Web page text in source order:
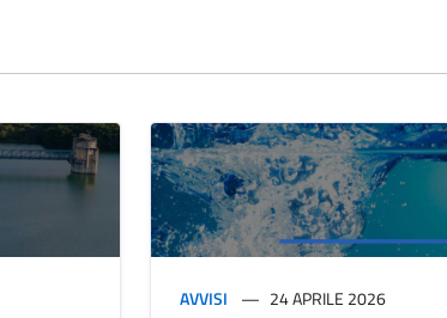
AVVISI 24 APRILE 2026